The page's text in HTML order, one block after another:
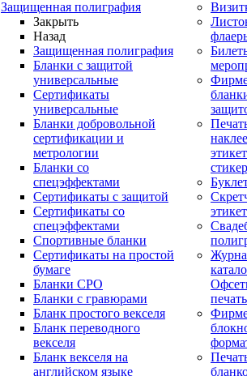
Защищенная полиграфия
Закрыть
Назад
Защищенная полиграфия
Бланки с защитой
универсальные
Сертификаты
универсальные
Бланки добровольной
сертификации и
метрологии
Бланки со
спецэффектами
Сертификаты с защитой
Сертификаты со
спецэффектами
Спортивные бланки
Cертификаты на простой
бумаге
Бланки СРО
Бланки с гравюрами
Бланк простого векселя
Бланк переводного
векселя
Бланк векселя на
английском языке
печать